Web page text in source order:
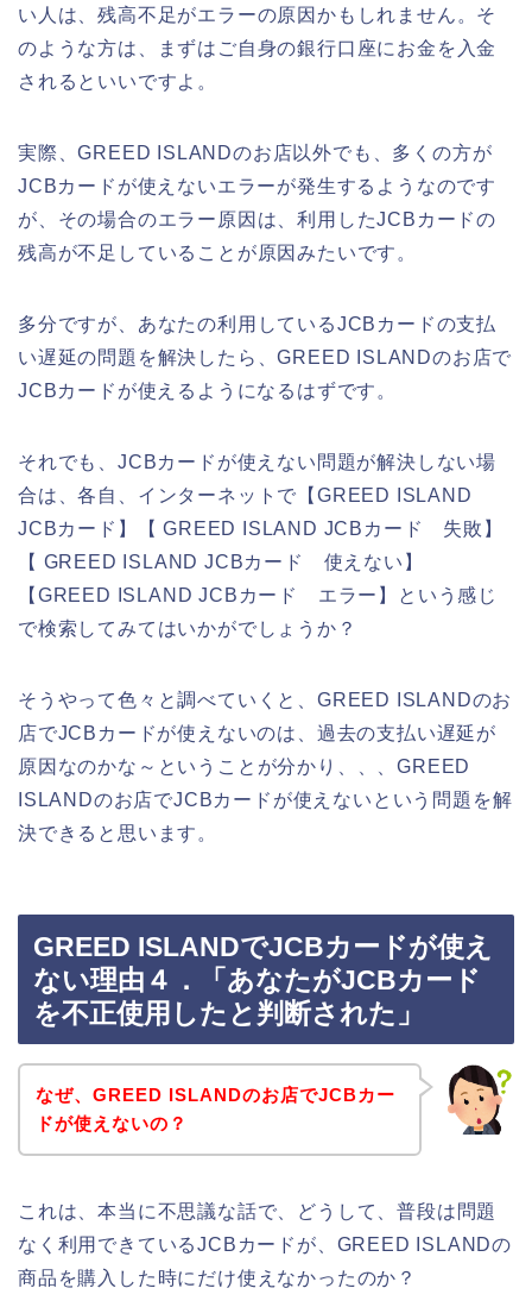
い人は、残高不足がエラーの原因かもしれません。そ
のような方は、まずはご自身の銀行口座にお金を入金
されるといいですよ。
実際、GREED ISLANDのお店以外でも、多くの方が
JCBカードが使えないエラーが発生するようなのです
が、その場合のエラー原因は、利用したJCBカードの
残高が不足していることが原因みたいです。
多分ですが、あなたの利用しているJCBカードの支払
い遅延の問題を解決したら、GREED ISLANDのお店で
JCBカードが使えるようになるはずです。
それでも、JCBカードが使えない問題が解決しない場
合は、各自、インターネットで【GREED ISLAND
JCBカード】【 GREED ISLAND JCBカード 失敗】
【 GREED ISLAND JCBカード 使えない】
【GREED ISLAND JCBカード エラー】という感じ
で検索してみてはいかがでしょうか？
そうやって色々と調べていくと、GREED ISLANDのお
店でJCBカードが使えないのは、過去の支払い遅延が
原因なのかな～ということが分かり、、、GREED
ISLANDのお店でJCBカードが使えないという問題を解
決できると思います。
GREED ISLANDでJCBカードが使え
ない理由４．「あなたがJCBカード
を不正使用したと判断された」
なぜ、GREED ISLANDのお店でJCBカー
ドが使えないの？
これは、本当に不思議な話で、どうして、普段は問題
なく利用できているJCBカードが、GREED ISLANDの
商品を購入した時にだけ使えなかったのか？